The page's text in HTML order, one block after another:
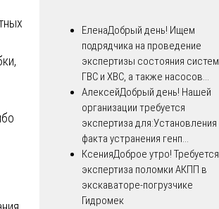
ЕленаДобрый день! Ищем
подрядчика на проведение
экспертизы состояния систем
ГВС и ХВС, а также насосов...
АлексейДобрый день! Нашей
организации требуется
экспертиза для:Установления
факта устранения генп...
КсенияДоброе утро! Требуется
экспертиза поломки АКПП в
экскаваторе-погрузчике
Гидромек